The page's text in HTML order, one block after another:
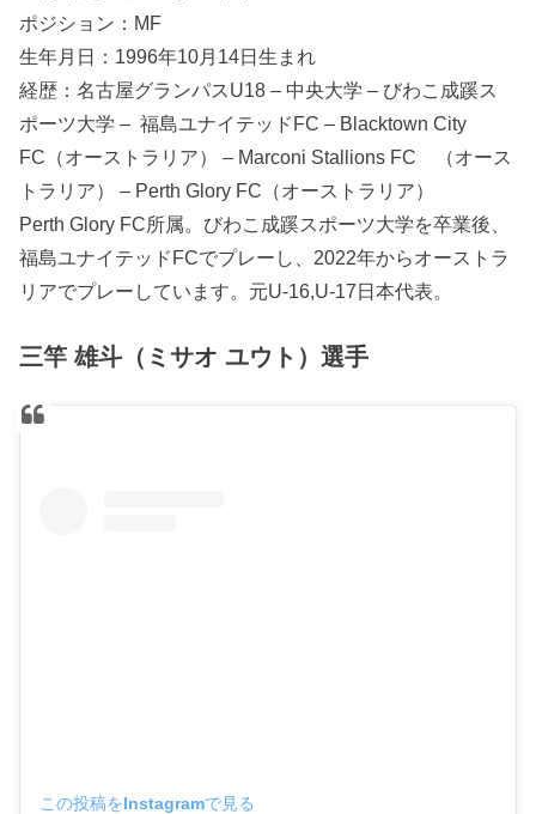
ポジション：MF
生年月日：1996年10月14日生まれ
経歴：名古屋グランパスU18 – 中央大学 – びわこ成蹊ス
ポーツ大学 – 福島ユナイテッドFC – Blacktown City
FC（オーストラリア） – Marconi Stallions FC （オース
トラリア） – Perth Glory FC（オーストラリア）
Perth Glory FC所属。びわこ成蹊スポーツ大学を卒業後、
福島ユナイテッドFCでプレーし、2022年からオーストラ
リアでプレーしています。元U-16,U-17日本代表。
三竿 雄斗（ミサオ ユウト）選手
この投稿をInstagramで見る